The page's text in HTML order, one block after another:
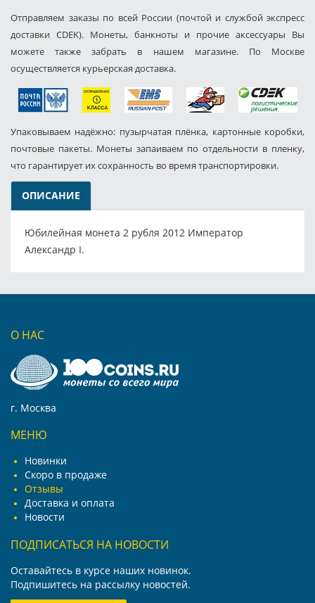
Отправляем заказы по всей России (почтой и службой экспресс
доставки CDEK). Монеты, банкноты и прочие аксессуары Вы
можете также забрать в нашем магазине. По Москве
осуществляется курьерская доставка.
Упаковываем надёжно: пузырчатая плёнка, картонные коробки,
почтовые пакеты. Монеты запаиваем по отдельности в пленку,
что гарантирует их сохранность во время транспортировки.
ОПИСАНИЕ
Юбилейная монета 2 рубля 2012 Император
Александр I.
О НАС
г. Москва
МЕНЮ
Новинки
Скоро в продаже
Отзывы
Доставка и оплата
Новости
ПОДПИСАТЬСЯ НА НОВОСТИ
Оставайтесь в курсе наших новинок.
Подпишитесь на рассылку новостей.